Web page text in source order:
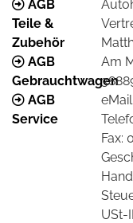
AGB
Teile &
Zubehör
AGB
Gebrauchtwagen
AGB
Service
Am
Fax:
USt-